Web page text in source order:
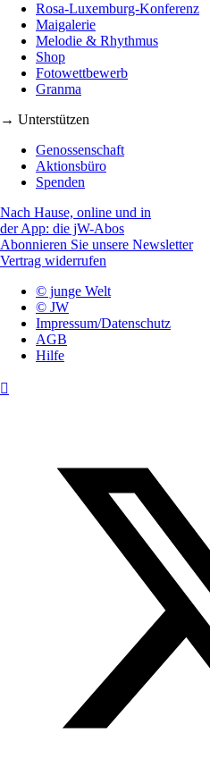
Rosa-Luxemburg-Konferenz
Maigalerie
Melodie & Rhythmus
Shop
Fotowettbewerb
Granma
→ Unterstützen
Genossenschaft
Aktionsbüro
Spenden
Nach Hause, online und in
der App: die jW-Abos
Abonnieren Sie unsere Newsletter
Vertrag widerrufen
© junge Welt
© JW
Impressum/Datenschutz
AGB
Hilfe